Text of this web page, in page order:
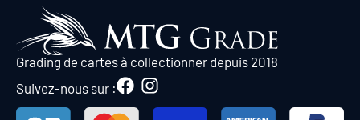
Grading de cartes à collectionner depuis 2018
Suivez-nous sur :